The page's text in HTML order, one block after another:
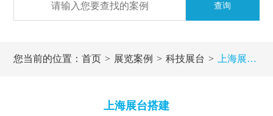
查询
您当前的位置：首页 展览案例 科技展台 上海展台搭建
上海展台搭建